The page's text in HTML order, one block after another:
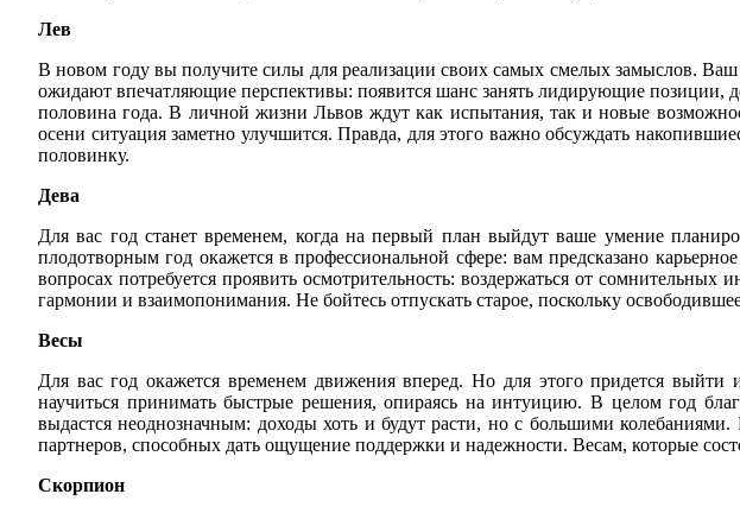
Лев
В новом году вы получите силы для реализации своих самых смелых замыслов.
ожидают впечатляющие перспективы: появится шанс занять лидирующие позиции,
половина года. В личной жизни Львов ждут как испытания, так и новые
осени ситуация заметно улучшится. Правда, для этого важно обсуждать
половинку.
Дева
Для вас год станет временем, когда на первый план выйдут ваше умение
плодотворным год окажется в профессиональной сфере: вам предсказано
вопросах потребуется проявить осмотрительность: воздержаться от сомнительных
гармонии и взаимопонимания. Не бойтесь отпускать старое, поскольку
Весы
Для вас год окажется временем движения вперед. Но для этого придется
научиться принимать быстрые решения, опираясь на интуицию. В целом год
выдастся неоднозначным: доходы хоть и будут расти, но с большими
партнеров, способных дать ощущение поддержки и надежности. Весам, которые
Скорпион